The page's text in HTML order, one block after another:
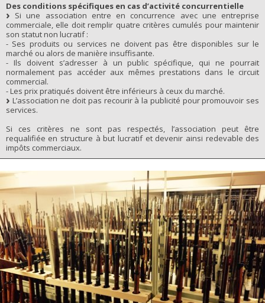
Des conditions spécifiques en cas d’activité concurrentielle
Si une association entre en concurrence avec une entreprise
commerciale, elle doit remplir quatre critères cumulés pour maintenir
son statut non lucratif :
- Ses produits ou services ne doivent pas être disponibles sur le
marché ou alors de manière insuffisante.
- Ils doivent s’adresser à un public spécifique, qui ne pourrait
normalement pas accéder aux mêmes prestations dans le circuit
commercial.
- Les prix pratiqués doivent être inférieurs à ceux du marché.
L’association ne doit pas recourir à la publicité pour promouvoir ses
services.
Si ces critères ne sont pas respectés, l’association peut être
requalifiée en structure à but lucratif et devenir ainsi redevable des
impôts commerciaux.